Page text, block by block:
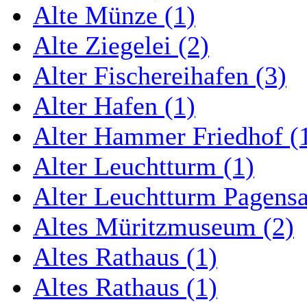
Alte Münze (1)
Alte Ziegelei (2)
Alter Fischereihafen (3)
Alter Hafen (1)
Alter Hammer Friedhof
Alter Leuchtturm (1)
Alter Leuchtturm
Altes Müritzmuseum (2)
Altes Rathaus (1)
Altes Rathaus (1)